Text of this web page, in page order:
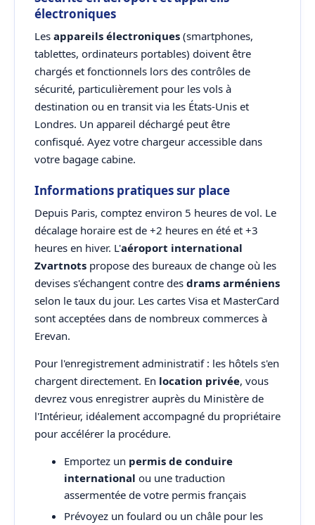
électroniques
Les appareils électroniques (smartphones,
tablettes, ordinateurs portables) doivent être
chargés et fonctionnels lors des contrôles de
sécurité, particulièrement pour les vols à
destination ou en transit via les États-Unis et
Londres. Un appareil déchargé peut être
confisqué. Ayez votre chargeur accessible dans
votre bagage cabine.
Informations pratiques sur place
Depuis Paris, comptez environ 5 heures de vol. Le
décalage horaire est de +2 heures en été et +3
heures en hiver. L'aéroport international
Zvartnots propose des bureaux de change où les
devises s'échangent contre des drams arméniens
selon le taux du jour. Les cartes Visa et MasterCard
sont acceptées dans de nombreux commerces à
Erevan.
Pour l'enregistrement administratif : les hôtels s'en
chargent directement. En location privée, vous
devrez vous enregistrer auprès du Ministère de
l'Intérieur, idéalement accompagné du propriétaire
pour accélérer la procédure.
Emportez un permis de conduire
international ou une traduction
assermentée de votre permis français
Prévoyez un foulard ou un châle pour les